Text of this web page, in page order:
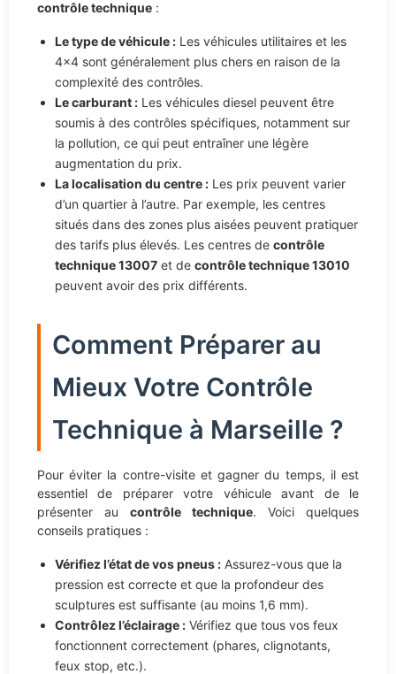
contrôle technique :
Le type de véhicule : Les véhicules utilitaires et les
4×4 sont généralement plus chers en raison de la
complexité des contrôles.
Le carburant : Les véhicules diesel peuvent être
soumis à des contrôles spécifiques, notamment sur
la pollution, ce qui peut entraîner une légère
augmentation du prix.
La localisation du centre : Les prix peuvent varier
d’un quartier à l’autre. Par exemple, les centres
situés dans des zones plus aisées peuvent pratiquer
des tarifs plus élevés. Les centres de contrôle
technique 13007 et de contrôle technique 13010
peuvent avoir des prix différents.
Comment Préparer au
Mieux Votre Contrôle
Technique à Marseille ?
Pour éviter la contre-visite et gagner du temps, il est
essentiel de préparer votre véhicule avant de le
présenter au contrôle technique. Voici quelques
conseils pratiques :
Vérifiez l’état de vos pneus : Assurez-vous que la
pression est correcte et que la profondeur des
sculptures est suffisante (au moins 1,6 mm).
Contrôlez l’éclairage : Vérifiez que tous vos feux
fonctionnent correctement (phares, clignotants,
feux stop, etc.).